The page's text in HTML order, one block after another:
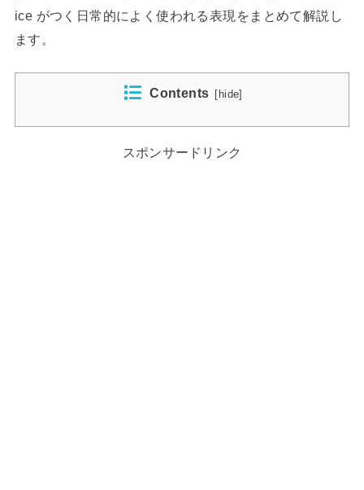
ice がつく日常的によく使われる表現をまとめて解説し
ます。
Contents hide
スポンサードリンク